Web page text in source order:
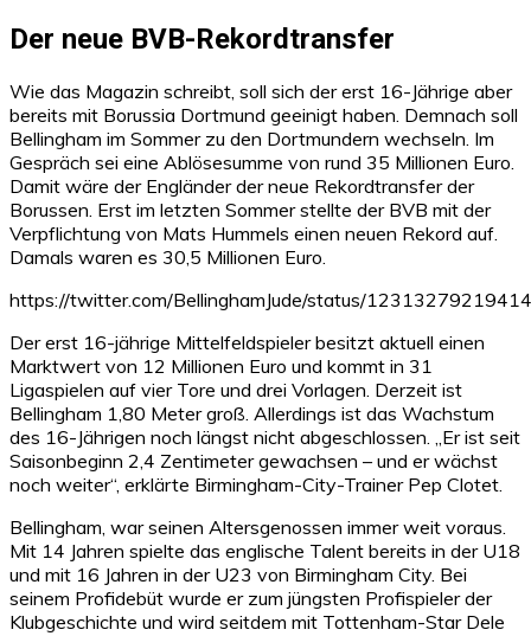
Der neue BVB-Rekordtransfer
Wie das Magazin schreibt, soll sich der erst 16-Jährige aber
bereits mit Borussia Dortmund geeinigt haben. Demnach soll
Bellingham im Sommer zu den Dortmundern wechseln. Im
Gespräch sei eine Ablösesumme von rund 35 Millionen Euro.
Damit wäre der Engländer der neue Rekordtransfer der
Borussen. Erst im letzten Sommer stellte der BVB mit der
Verpflichtung von Mats Hummels einen neuen Rekord auf.
Damals waren es 30,5 Millionen Euro.
https://twitter.com/BellinghamJude/status/
Der erst 16-jährige Mittelfeldspieler besitzt aktuell einen
Marktwert von 12 Millionen Euro und kommt in 31
Ligaspielen auf vier Tore und drei Vorlagen. Derzeit ist
Bellingham 1,80 Meter groß. Allerdings ist das Wachstum
des 16-Jährigen noch längst nicht abgeschlossen. „Er ist seit
Saisonbeginn 2,4 Zentimeter gewachsen – und er wächst
noch weiter“, erklärte Birmingham-City-Trainer Pep Clotet.
Bellingham, war seinen Altersgenossen immer weit voraus.
Mit 14 Jahren spielte das englische Talent bereits in der U18
und mit 16 Jahren in der U23 von Birmingham City. Bei
seinem Profidebüt wurde er zum jüngsten Profispieler der
Klubgeschichte und wird seitdem mit Tottenham-Star Dele